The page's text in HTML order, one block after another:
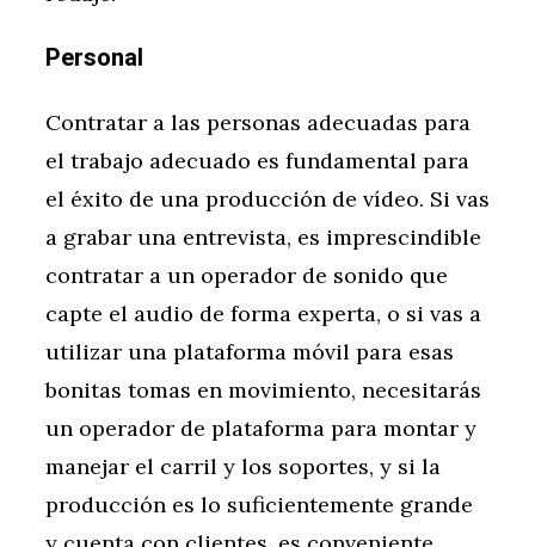
Personal
Contratar a las personas adecuadas para
el trabajo adecuado es fundamental para
el éxito de una producción de vídeo. Si vas
a grabar una entrevista, es imprescindible
contratar a un operador de sonido que
capte el audio de forma experta, o si vas a
utilizar una plataforma móvil para esas
bonitas tomas en movimiento, necesitarás
un operador de plataforma para montar y
manejar el carril y los soportes, y si la
producción es lo suficientemente grande